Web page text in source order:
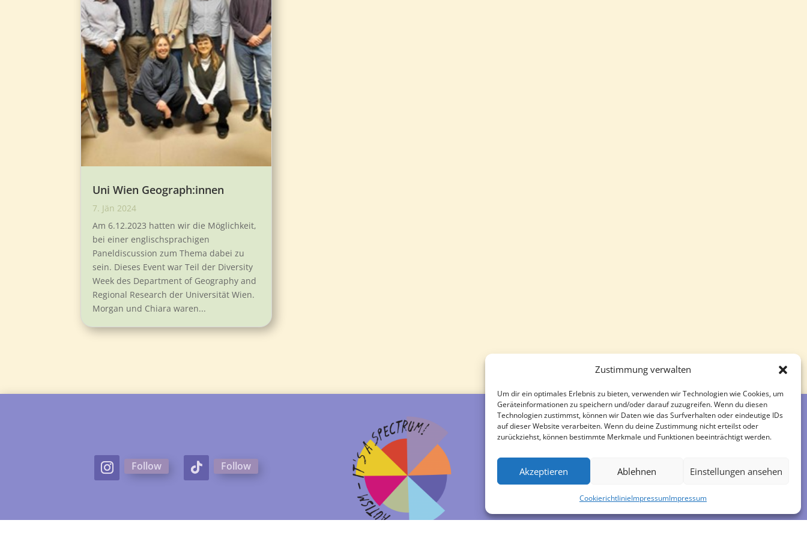
Zustimmung verwalten
Um dir ein optimales Erlebnis zu bieten, verwenden wir Technologien wie Cookies, um
Geräteinformationen zu speichern und/oder darauf zuzugreifen. Wenn du diesen
Technologien zustimmst, können wir Daten wie das Surfverhalten oder eindeutige IDs
auf dieser Website verarbeiten. Wenn du deine Zustimmung nicht erteilst oder
zurückziehst, können bestimmte Merkmale und Funktionen beeinträchtigt werden.
Akzeptieren Ablehnen Einstellungen ansehen
CookierichtlinieImpressumImpressum
Uni Wien Geograph:innen
7. Jän 2024
Am 6.12.2023 hatten wir die Möglichkeit,
bei einer englischsprachigen
Paneldiscussion zum Thema dabei zu
sein. Dieses Event war Teil der Diversity
Week des Department of Geography and
Regional Research der Universität Wien.
Morgan und Chiara waren...
Follow Follow Impressum